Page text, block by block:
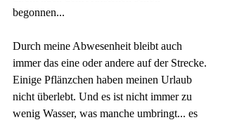
begonnen...
Durch meine Abwesenheit bleibt auch
immer das eine oder andere auf der Strecke.
Einige Pflänzchen haben meinen Urlaub
nicht überlebt. Und es ist nicht immer zu
wenig Wasser, was manche umbringt... es